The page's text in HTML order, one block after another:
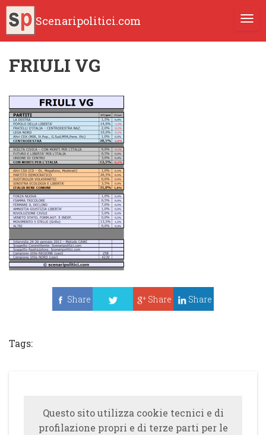
Scenaripolitici.com
FRIULI VG
Share
Share Share
Tags:
Questo sito utilizza cookie tecnici e di
profilazione propri e di terze parti per le